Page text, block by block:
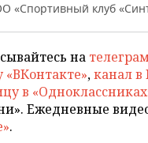
«Спортивный клуб
на
«ВКонтакте»,канал в
в
Ежедневные
.